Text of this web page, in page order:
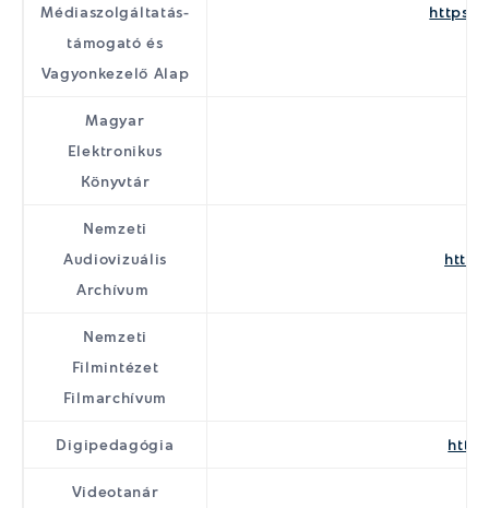
Médiaszolgáltatás-
támogató és
Vagyonkezelő Alap
https://
Magyar
Elektronikus
Könyvtár
Nemzeti
Audiovizuális
Archívum
Nemzeti
Filmintézet
Filmarchívum
Digipedagógia
Videotanár